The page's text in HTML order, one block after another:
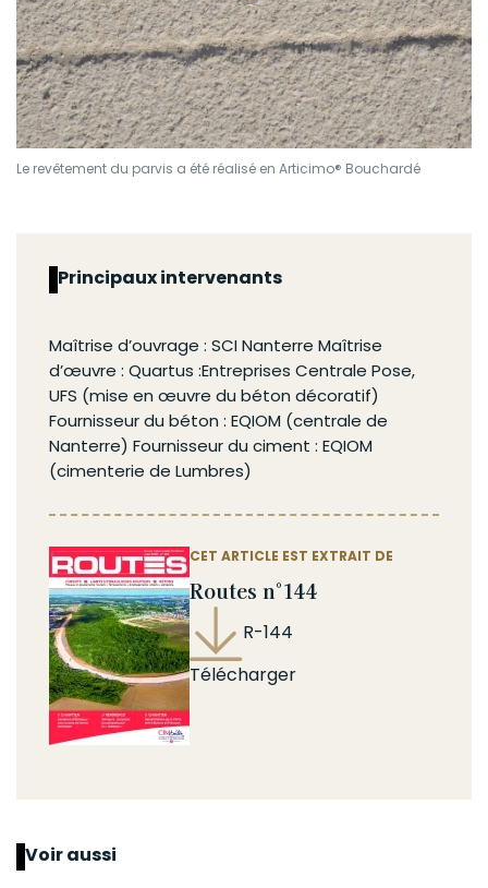
Le revêtement du parvis a été réalisé en Articimo® Bouchardé
Principaux intervenants
Maîtrise d’ouvrage : SCI Nanterre Maîtrise
d’œuvre : Quartus :Entreprises Centrale Pose,
UFS (mise en œuvre du béton décoratif)
Fournisseur du béton : EQIOM (centrale de
Nanterre) Fournisseur du ciment : EQIOM
(cimenterie de Lumbres)
CET ARTICLE EST EXTRAIT DE
Routes n°144
R-144
Télécharger
Voir aussi